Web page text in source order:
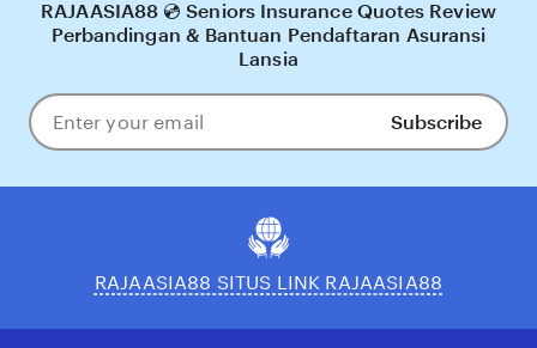
RAJAASIA88 💿 Seniors Insurance Quotes Review
Perbandingan & Bantuan Pendaftaran Asuransi
Lansia
Enter
your
Subscribe
RAJAASIA88 SITUS LINK RAJAASIA88